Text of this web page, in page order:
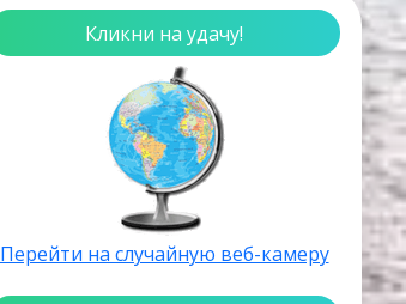
Кликни на удачу!
Перейти на случайную веб-камеру